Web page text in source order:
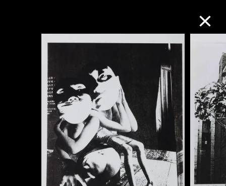
M+藏品
進一步篩選 搜索
關於M+藏品